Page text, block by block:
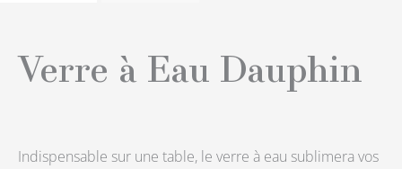
Verre à Eau Dauphin
Indispensable sur une table, le verre à eau sublimera vos